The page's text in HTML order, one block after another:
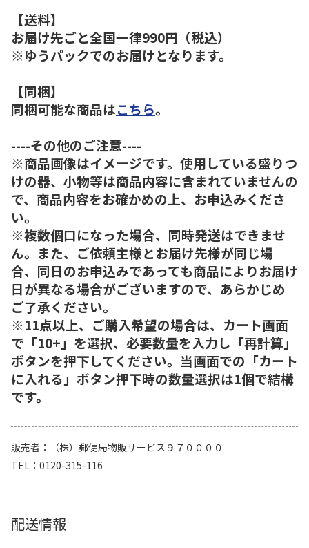
【送料】
お届け先ごと全国一律990円（税込）
※ゆうパックでのお届けとなります。
【同梱】
同梱可能な商品はこちら。
----その他のご注意----
※商品画像はイメージです。使用している盛りつ
けの器、小物等は商品内容に含まれていませんの
で、商品内容をお確かめの上、お申込みくださ
い。
※複数個口になった場合、同時発送はできませ
ん。また、ご依頼主様とお届け先様が同じ場
合、同日のお申込みであっても商品によりお届け
日が異なる場合がございますので、あらかじめ
ご了承ください。
※11点以上、ご購入希望の場合は、カート画面
で「10+」を選択、必要数量を入力し「再計算」
ボタンを押下してください。当画面での「カート
に入れる」ボタン押下時の数量選択は1個で結構
です。
販売者
（株）郵便局物販サービス９７００００
TEL
0120-315-116
配送情報